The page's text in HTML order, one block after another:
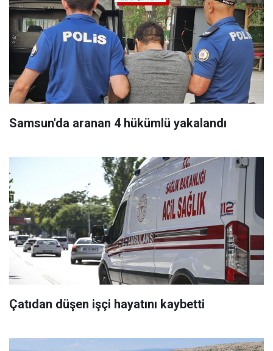
Samsun'da aranan 4 hükümlü yakalandı
Çatıdan düşen işçi hayatını kaybetti